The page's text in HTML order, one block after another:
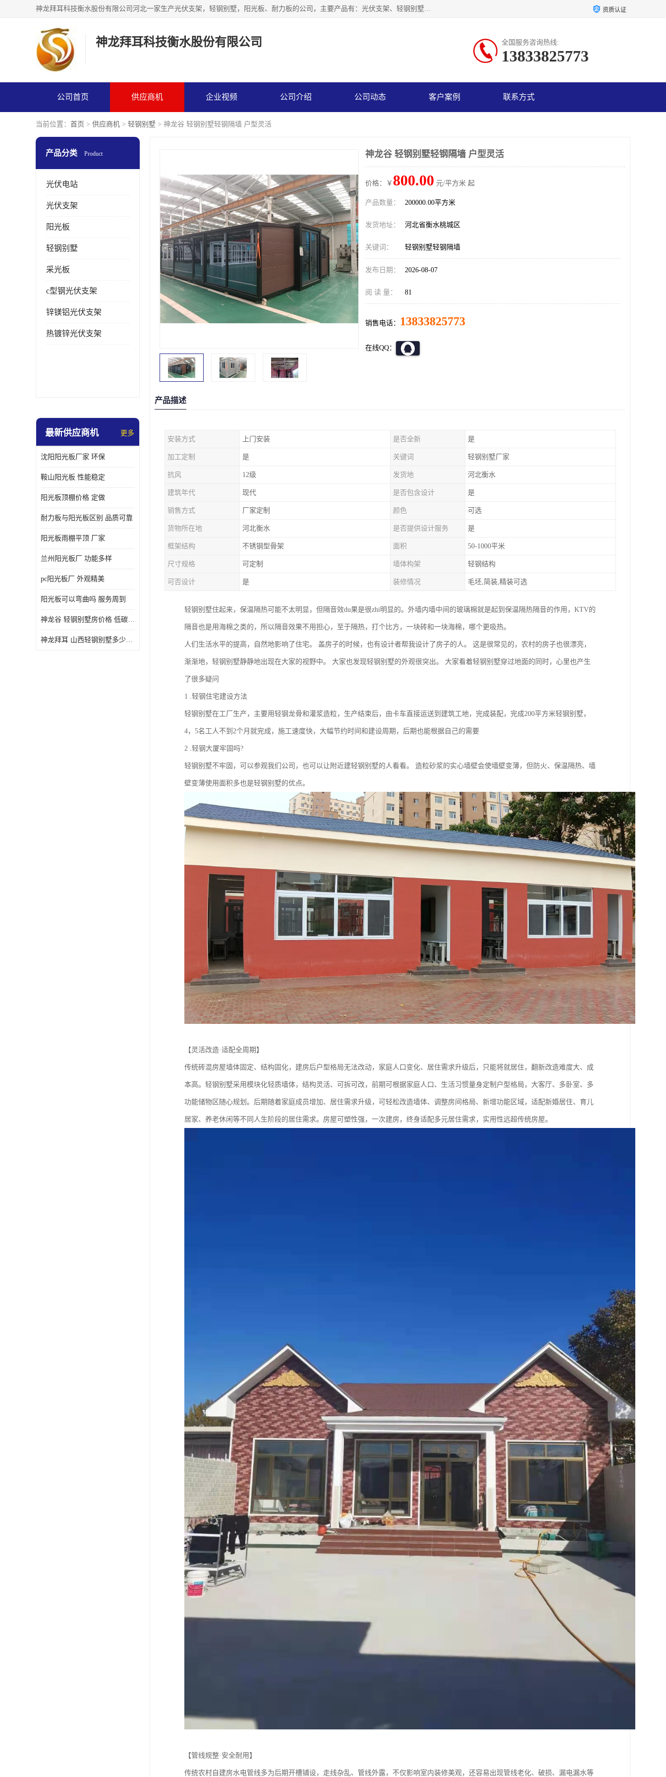
神龙拜耳科技衡水股份有限公司河北一家生产光伏支架，轻钢别墅，阳光板、耐力板的公司，主要产品有：光伏支架、轻钢别墅、阳光板、耐力板、采光板等，公司参与制定了多项标准。 资质认证
神龙拜耳科技衡水股份有限公司 全国服务咨询热线:
13833825773
公司首页 供应商机 企业视频 公司介绍 公司动态 客户案例 联系方式
当前位置： 首页 > 供应商机 > 轻钢别墅 > 神龙谷 轻钢别墅轻钢隔墙 户型灵活
产品分类 Product
光伏电站
光伏支架
阳光板
轻钢别墅
采光板
c型钢光伏支架
锌镁铝光伏支架
热镀锌光伏支架
最新供应商机 更多
沈阳阳光板厂家 环保
鞍山阳光板 性能稳定
阳光板顶棚价格 定做
耐力板与阳光板区别 品质可靠
阳光板雨棚平顶 厂家
兰州阳光板厂 功能多样
pc阳光板厂 外观精美
阳光板可以弯曲吗 服务周到
神龙谷 轻钢别墅房价格 低碳环保
神龙拜耳 山西轻钢别墅多少钱 施工快捷
神龙谷 轻钢别墅轻钢隔墙 户型灵活
价格：￥ 800.00 元/平方米 起
产品数量： 200000.00平方米
发货地址： 河北省衡水桃城区
关键词： 轻钢别墅轻钢隔墙
发布日期： 2026-08-07
阅 读 量： 81
销售电话： 13833825773
在线QQ：
产品描述
安装方式 上门安装 是否全新 是
加工定制 是 关键词 轻钢别墅厂家
抗风 12级 发货地 河北衡水
建筑年代 现代 是否包含设计 是
销售方式 厂家定制 颜色 可选
货物所在地 河北衡水 是否提供设计服务 是
框架结构 不锈钢型骨架 面积 50-1000平米
尺寸规格 可定制 墙体构架 轻钢结构
可否设计 是 装修情况 毛坯,简装,精装可选
轻钢别墅住起来，保温隔热可能不太明显，但隔音效du果是很zhi明显的。外墙内墙中间的玻璃棉就是起到保温隔热隔音的作用，KTV的
隔音也是用海棉之类的，所以隔音效果不用担心，至于隔热，打个比方，一块砖和一块海棉，哪个更吸热。
人们生活水平的提高，自然地影响了住宅。 盖房子的时候，也有设计者帮我设计了房子的人。 这是很常见的，农村的房子也很漂亮，
渐渐地，轻钢别墅静静地出现在大家的视野中。 大家也发现轻钢别墅的外观很突出。 大家看着轻钢别墅穿过地面的同时，心里也产生
了很多疑问
1 .轻钢住宅建设方法
轻钢别墅在工厂生产，主要用轻钢龙骨和灌浆造粒，生产结束后，由卡车直接运送到建筑工地，完成装配，完成200平方米轻钢别墅，
4，5名工人不到2个月就完成，施工速度快，大幅节约时间和建设周期，后期也能根据自己的需要
2 .轻钢大厦牢固吗?
轻钢别墅不牢固，可以参观我们公司，也可以让附近建轻钢别墅的人看看。 造粒砂浆的实心墙壁会使墙壁变薄，但防火、保温隔热、墙
壁变薄使用面积多也是轻钢别墅的优点。
【灵活改造·适配全周期】
传统砖混房屋墙体固定、结构固化，建房后户型格局无法改动，家庭人口变化、居住需求升级后，只能将就居住，翻新改造难度大、成
本高。轻钢别墅采用模块化轻质墙体，结构灵活、可拆可改，前期可根据家庭人口、生活习惯量身定制户型格局，大客厅、多卧室、多
功能储物区随心规划。后期随着家庭成员增加、居住需求升级，可轻松改造墙体、调整房间格局、新增功能区域，适配新婚居住、育儿
居家、养老休闲等不同人生阶段的居住需求。房屋可塑性强，一次建房，终身适配多元居住需求，实用性远超传统房屋。
【管线规整·安全耐用】
传统农村自建房水电管线多为后期开槽铺设，走线杂乱、管线外露，不仅影响室内装修美观，还容易出现管线老化、破损、漏电漏水等